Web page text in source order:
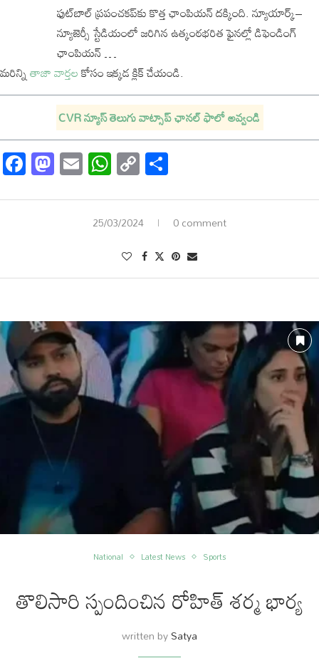
ఫుట్‌బాల్ ప్రపంచకప్‌కు కొత్త ఛాంపియన్ దక్కింది. న్యూయార్క్–
న్యూజెర్సీ స్టేడియంలో జరిగిన ఉత్కంఠభరిత ఫైనల్లో డిఫెండింగ్
ఛాంపియన్ …
మరిన్నితాజా వార్తలకోసం ఇక్కడ క్లిక్ చేయండి.
CVR న్యూస్ తెలుగు వాట్సాప్ ఛానల్ ఫాలో అవ్వండి
Facebook
Mastodon
EmailWhatsApp
Copy
Link
25/03/2024 0 comment
National Latest News Sports
తొలిసారి స్పందించిన రోహిత్ శర్మ భార్య
written bySatya